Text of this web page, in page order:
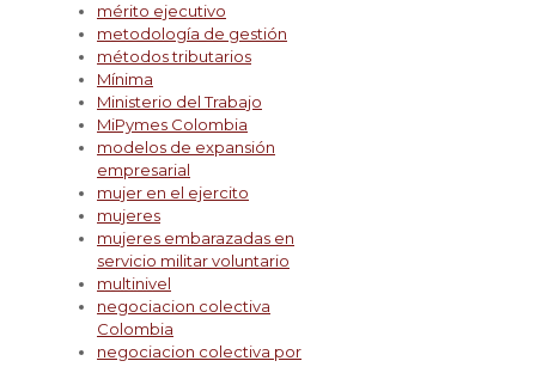
mérito ejecutivo
metodología de gestión
métodos tributarios
Mínima
Ministerio del Trabajo
MiPymes Colombia
modelos de expansión
empresarial
mujer en el ejercito
mujeres
mujeres embarazadas en
servicio militar voluntario
multinivel
negociacion colectiva
Colombia
negociacion colectiva por